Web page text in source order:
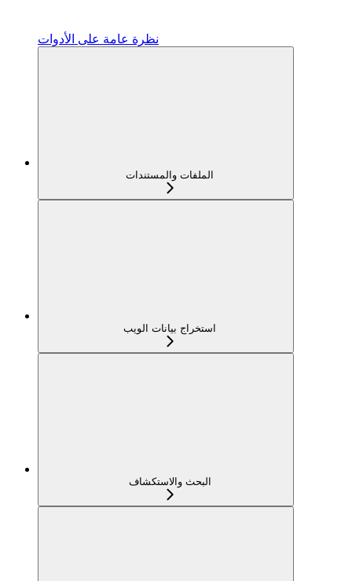
نظرة عامة على الأدوات
الملفات والمستندات
استخراج بيانات الويب
البحث والاستكشاف